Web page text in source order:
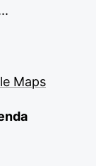
Maps